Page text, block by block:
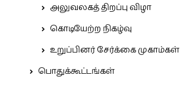
அலுவலகத் திறப்பு விழா
கொடியேற்ற நிகழ்வு
உறுப்பினர் சேர்க்கை முகாம்கள்
பொதுக்கூட்டங்கள்